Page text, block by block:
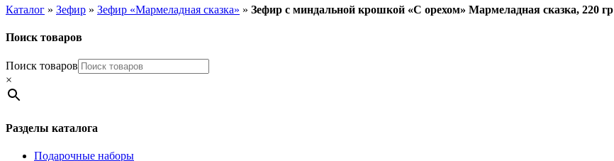
Каталог » Зефир » Зефир «Мармеладная сказка» » Зефир с миндальной крошкой «С орехом» Мармеладная сказка, 220 гр
Поиск товаров
Поиск товаров
×
Разделы каталога
Подарочные наборы